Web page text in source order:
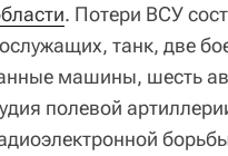
. Потери ВСУ
танк, две
машины, шесть
полевой